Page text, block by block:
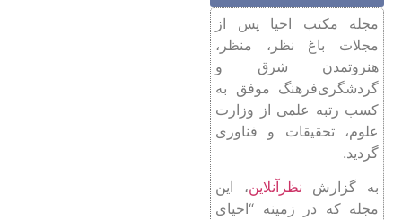
مجله مکتب احیا پس از
مجلات باغ نظر، منظر،
هنروتمدن شرق و
گردشگری‌فرهنگ موفق به
کسب رتبه علمی از وزارت
علوم، تحقیقات و فناوری
گردید.
به گزارش نظرآنلاین، این
مجله که در زمینه “احیای